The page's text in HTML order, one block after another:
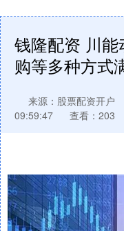
钱隆配资 川
购等多种方式
来源：股票配资开户
09:59:47
查看：203